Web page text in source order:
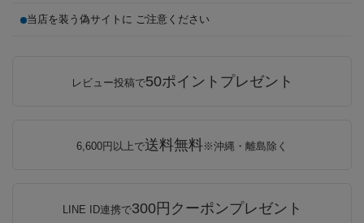
当店を装う偽サイトに ご注意ください
レビュー投稿で50ポイントプレゼント
6,600円以上で送料無料※沖縄・離島除く
LINE ID連携で300円クーポンプレゼント